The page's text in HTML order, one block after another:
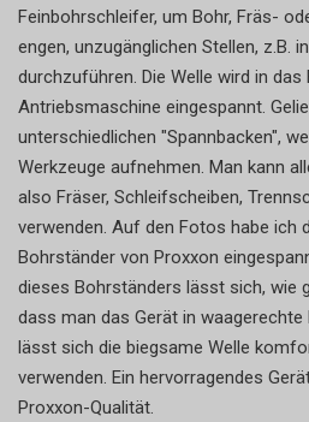
Feinbohrschleifer, um Bohr, Fräs-
engen, unzugänglichen Stellen, z.B.
durchzuführen. Die Welle wird in
Antriebsmaschine eingespannt.
unterschiedlichen "Spannbacken",
Werkzeuge aufnehmen. Man kann
also Fräser, Schleifscheiben,
verwenden. Auf den Fotos habe ich
Bohrständer von Proxxon
dieses Bohrständers lässt sich, wie
dass man das Gerät in
lässt sich die biegsame Welle
verwenden. Ein hervorragendes
Proxxon-Qualität.